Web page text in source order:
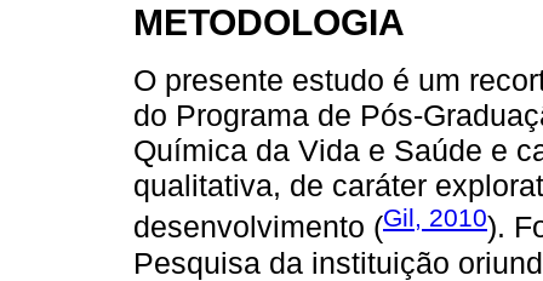
METODOLOGIA
O presente estudo é um
do Programa de Pós-
Química da Vida e Saúde e
qualitativa, de caráter
desenvolvimento (Gil, 2010).
Pesquisa da instituição